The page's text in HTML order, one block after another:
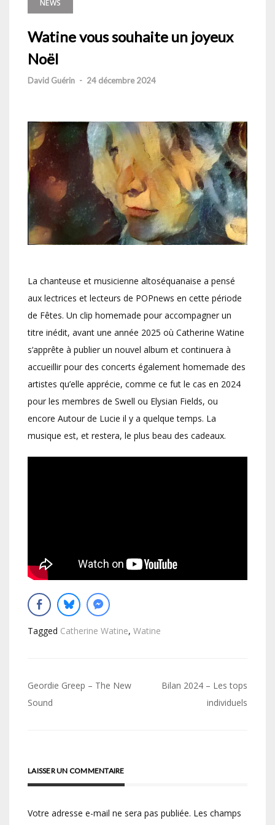
NEWS
Watine vous souhaite un joyeux
Noël
David Guérin - 24 décembre 2024
La chanteuse et musicienne altoséquanaise a pensé
aux lectrices et lecteurs de POPnews en cette période
de Fêtes. Un clip homemade pour accompagner un
titre inédit, avant une année 2025 où Catherine Watine
s‘apprête à publier un nouvel album et continuera à
accueillir pour des concerts également homemade des
artistes qu’elle apprécie, comme ce fut le cas en 2024
pour les membres de Swell ou Elysian Fields, ou
encore Autour de Lucie il y a quelque temps. La
musique est, et restera, le plus beau des cadeaux.
Tagged Catherine Watine, Watine
Navigation
de
Geordie Greep – The New
Sound
Bilan 2024 – Les tops
individuels
LAISSER UN COMMENTAIRE
Votre adresse e-mail ne sera pas publiée. Les champs